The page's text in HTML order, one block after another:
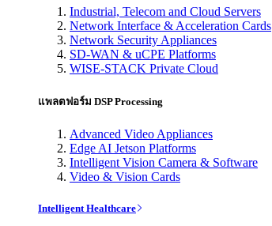
Industrial, Telecom and Cloud Servers
Network Interface & Acceleration Cards
Network Security Appliances
SD-WAN & uCPE Platforms
WISE-STACK Private Cloud
แพลตฟอร์ม DSP Processing
Advanced Video Appliances
Edge AI Jetson Platforms
Intelligent Vision Camera & Software
Video & Vision Cards
Intelligent Healthcare